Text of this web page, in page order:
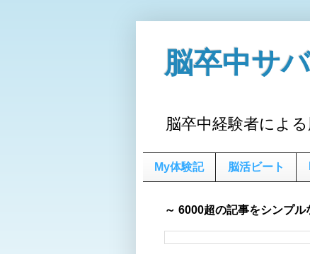
脳卒中サ
脳卒中経験者によ
My体験記 脳活ビート
～ 6000超の記事をシンプル